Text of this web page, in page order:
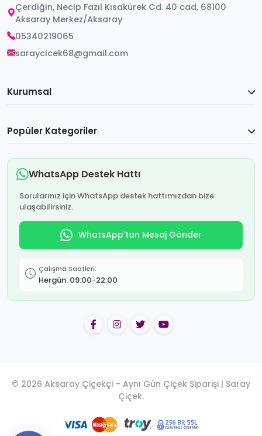
Çerdiğin, Necip Fazıl Kısakürek Cd. 40 cad, 68100
Aksaray Merkez/Aksaray
05340219065
saraycicek68@gmail.com
Kurumsal
Popüler Kategoriler
WhatsApp Destek Hattı
Sorularınız için WhatsApp destek hattımızdan bize
ulaşabilirsiniz.
WhatsApp'tan Mesaj Gönder
Çalışma Saatleri:
Hergün: 09:00-22:00
© 2026 Aksaray Çiçekçi – Aynı Gün Çiçek Siparişi | Saray
Çiçek.